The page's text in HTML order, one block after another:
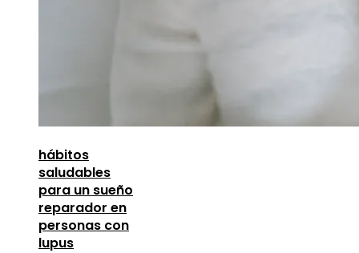
hábitos
saludables
para un sueño
reparador en
personas con
lupus